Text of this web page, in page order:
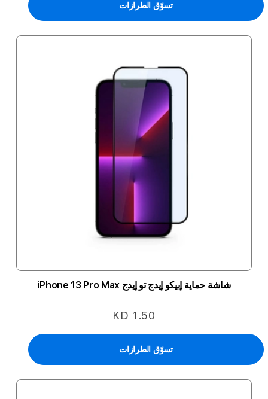
تسوّق الطرازات
شاشة حماية إبيكو إيدج تو إيدج iPhone 13 Pro Max
KD 1.50
تسوّق الطرازات